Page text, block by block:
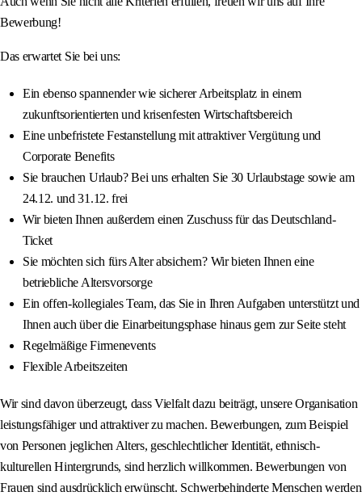
Bewerbung!
Das erwartet Sie bei uns:
Ein ebenso spannender wie sicherer Arbeitsplatz in einem
zukunftsorientierten und krisenfesten Wirtschaftsbereich
Eine unbefristete Festanstellung mit attraktiver Vergütung und
Corporate Benefits
Sie brauchen Urlaub? Bei uns erhalten Sie 30 Urlaubstage sowie am
24.12. und 31.12. frei
Wir bieten Ihnen außerdem einen Zuschuss für das Deutschland-
Ticket
Sie möchten sich fürs Alter absichern? Wir bieten Ihnen eine
betriebliche Altersvorsorge
Ein offen-kollegiales Team, das Sie in Ihren Aufgaben unterstützt und
Ihnen auch über die Einarbeitungsphase hinaus gern zur Seite steht
Regelmäßige Firmenevents
Flexible Arbeitszeiten
Wir sind davon überzeugt, dass Vielfalt dazu beiträgt, unsere Organisation
leistungsfähiger und attraktiver zu machen. Bewerbungen, zum Beispiel
von Personen jeglichen Alters, geschlechtlicher Identität, ethnisch-
kulturellen Hintergrunds, sind herzlich willkommen. Bewerbungen von
Frauen sind ausdrücklich erwünscht. Schwerbehinderte Menschen werden